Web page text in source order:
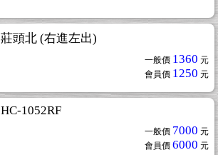
莊頭北 (右進左出)
一般價 1360 元
會員價 1250 元
HC-1052RF
一般價 7000 元
會員價 6000 元